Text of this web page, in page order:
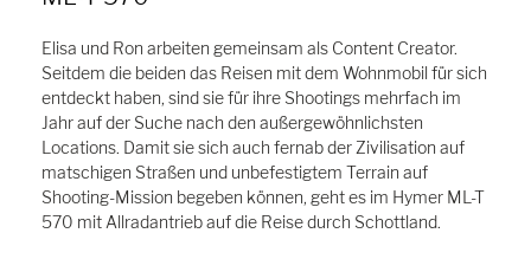
Elisa und Ron arbeiten gemeinsam als Content Creator.
Seitdem die beiden das Reisen mit dem Wohnmobil für sich
entdeckt haben, sind sie für ihre Shootings mehrfach im
Jahr auf der Suche nach den außergewöhnlichsten
Locations. Damit sie sich auch fernab der Zivilisation auf
matschigen Straßen und unbefestigtem Terrain auf
Shooting-Mission begeben können, geht es im Hymer ML-T
570 mit Allradantrieb auf die Reise durch Schottland.